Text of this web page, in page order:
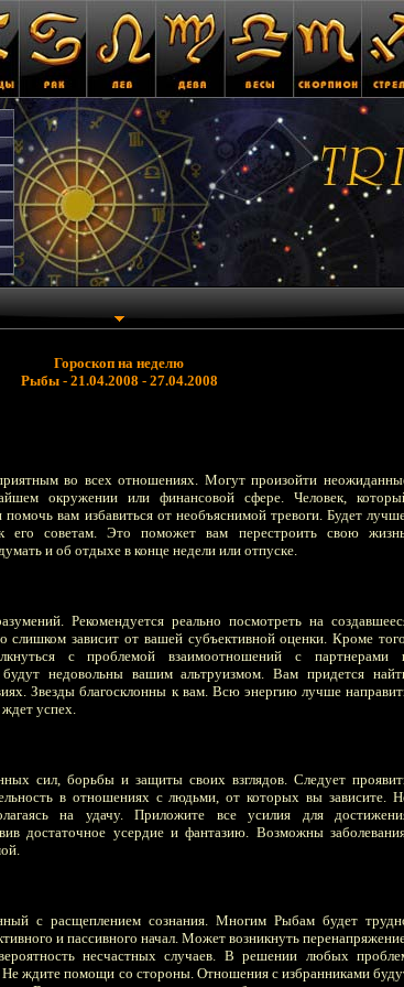
Гороскоп на неделю
Рыбы - 21.04.2008 - 27.04.2008
во всех отношениях. Могут произойти
окружении или финансовой сфере. Человек,
вам избавиться от необъяснимой тревоги. Будет
его советам. Это поможет вам перестроить свою
и об отдыхе в конце недели или отпуске.
Рекомендуется реально посмотреть на
слишком зависит от вашей субъективной оценки. Кроме
с проблемой взаимоотношений с партнерами
будут недовольны вашим альтруизмом. Вам придется
Звезды благосклонны к вам. Всю энергию лучше
успех.
сил, борьбы и защиты своих взглядов. Следует
в отношениях с людьми, от которых вы зависите.
на удачу. Приложите все усилия для
достаточное усердие и фантазию. Возможны
с расщеплением сознания. Многим Рыбам будет
и пассивного начал. Может возникнуть
несчастных случаев. В решении любых
Не ждите помощи со стороны. Отношения с избранниками